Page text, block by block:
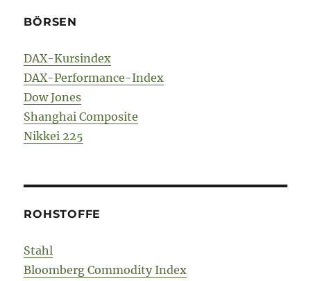
BÖRSEN
DAX-Kursindex
DAX-Performance-Index
Dow Jones
Shanghai Composite
Nikkei 225
ROHSTOFFE
Stahl
Bloomberg Commodity Index